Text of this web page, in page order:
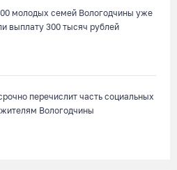
молодых семей Вологодчины уже
выплату 300 тысяч рублей
перечислит часть социальных
Вологодчины